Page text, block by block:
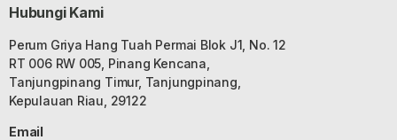
Hubungi Kami
Perum Griya Hang Tuah Permai Blok J1, No. 12
RT 006 RW 005, Pinang Kencana,
Tanjungpinang Timur, Tanjungpinang,
Kepulauan Riau, 29122
Email